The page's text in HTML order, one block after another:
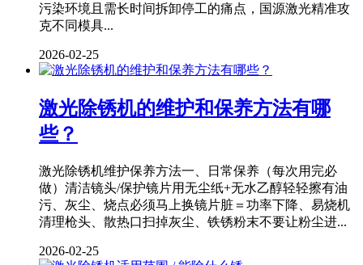
污染环境且需长时间拆卸停工的痛点，国源激光精准攻
克不同模具...
2026-02-25
激光除锈机的维护和保养方法有哪
些？
激光除锈机维护保养方法一、日常保养（每次用完必
做）清洁镜头/保护镜片用无尘纸+无水乙醇轻轻擦有油
污、灰尘、烧点必须马上换镜片脏＝功率下降、易烧机
清理枪头、散热口扫掉灰尘、铁锈粉末不要让粉尘进...
2026-02-25